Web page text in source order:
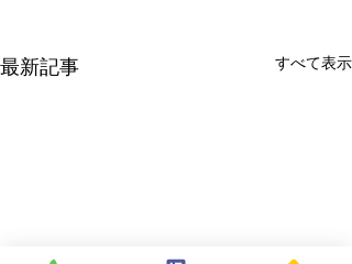
最新記事 すべて表示